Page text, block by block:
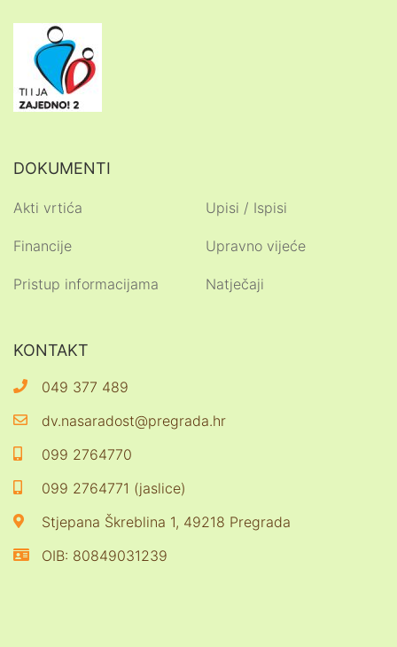
DOKUMENTI
Akti vrtića
Financije
Pristup informacijama
Upisi / Ispisi
Upravno vijeće
Natječaji
KONTAKT
049 377 489
dv.nasaradost@pregrada.hr
099 2764770
099 2764771 (jaslice)
Stjepana Škreblina 1, 49218 Pregrada
OIB: 80849031239